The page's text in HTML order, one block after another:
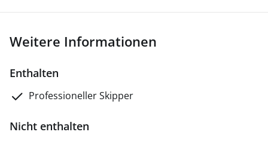
Weitere Informationen
Enthalten
Professioneller Skipper
Nicht enthalten